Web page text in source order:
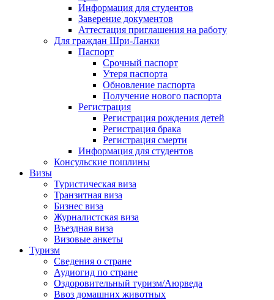
Информация для студентов
Заверение документов
Аттестация приглашения на работу
Для граждан Шри-Ланки
Паспорт
Срочный паспорт
Утеря паспорта
Обновление паспорта
Получение нового паспорта
Регистрация
Регистрация рождения детей
Регистрация брака
Регистрация смерти
Информация для студентов
Консульские пошлины
Визы
Туристическая виза
Транзитная виза
Бизнес виза
Журналистская виза
Въездная виза
Визовые анкеты
Туризм
Сведения о стране
Аудиогид по стране
Оздоровительный туризм/Аюрведа
Ввоз домашних животных